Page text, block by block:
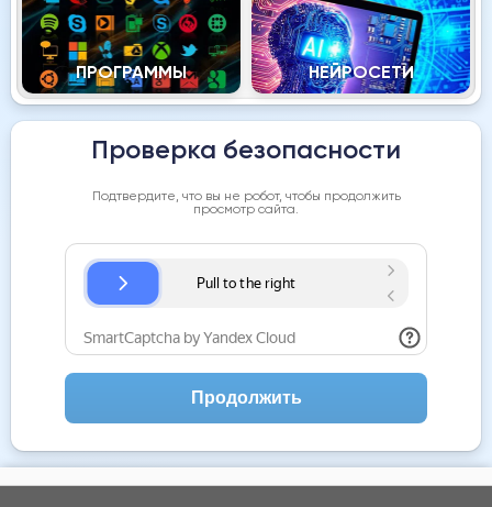
ПРОГРАММЫ НЕЙРОСЕТИ
Проверка безопасности
Подтвердите, что вы не робот, чтобы продолжить
просмотр сайта.
Продолжить